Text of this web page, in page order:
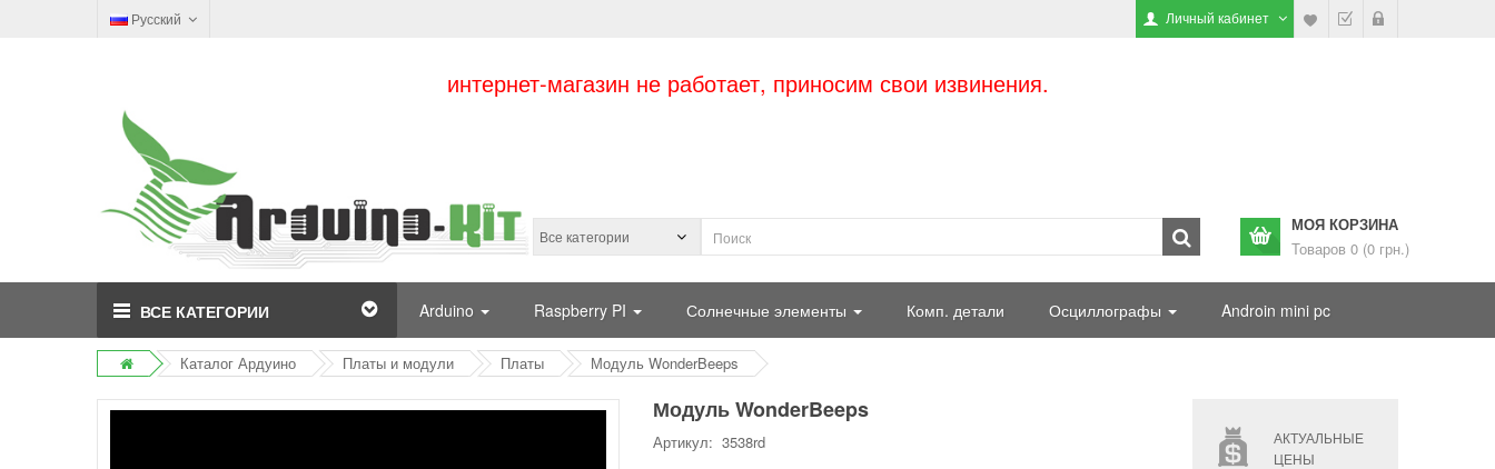
Русский Личный кабинет
интернет-магазин не работает, приносим свои извинения.
МОЯ КОРЗИНА
Товаров 0 (0 грн.)
ВСЕ КАТЕГОРИИ Arduino Raspberry PI Солнечные элементы Комп. детали Осциллографы Androin mini pc
Каталог Ардуино Платы и модули Платы Модуль WonderBeeps
Модуль WonderBeeps
Артикул: 3538rd
АКТУАЛЬНЫЕ
ЦЕНЫ